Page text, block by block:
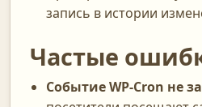
запись в истории
Частые
Событие WP-Cron не